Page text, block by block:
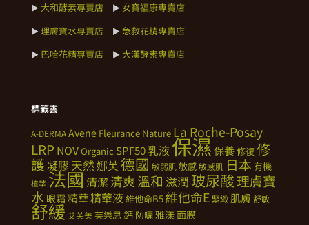
► 大和酵素專賣店 ► 女寶福康專賣店
► 理膚寶水專賣店 ► 急救花精專賣店
► 巴哈花精專賣店 ► 大漢酵素專賣店
標籤雲
A-DERMAAvene Fleurance Nature La Roche-Posay
LRP NOVOrganic SPF50乳液 保濕保養修復修
護凝膠 天然娜芙德國 敏弱肌敏感敏感肌 日本 有機
植萃 法國清潔 清爽溫和 滋潤 玻尿酸理膚寶
水 眼霜 精華精華液 維他命B5 維他命E 緊緻 肌膚 舒敏
舒緩 艾芙美芙樂思鈣 防曬雅漾面膜